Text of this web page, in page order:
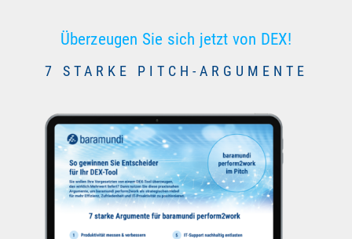
Überzeugen Sie sich jetzt von DEX!
7 STARKE PITCH-ARGUMENTE